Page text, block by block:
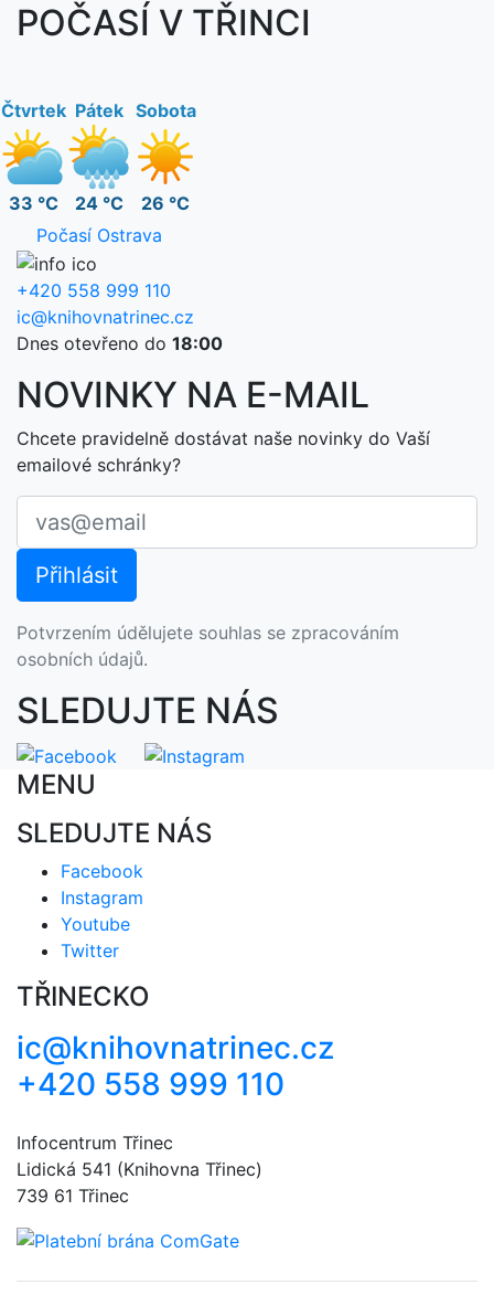
POČASÍ V TŘINCI
Čtvrtek
33 °C
Pátek
24 °C
Sobota
26 °C
Počasí Ostrava
+420 558 999 110
ic@knihovnatrinec.cz
Dnes otevřeno do 18:00
NOVINKY NA E-MAIL
Chcete pravidelně dostávat naše novinky do Vaší
emailové schránky?
Potvrzením údělujete souhlas se zpracováním
osobních údajů.
SLEDUJTE NÁS
MENU
SLEDUJTE NÁS
Facebook
Instagram
Youtube
Twitter
TŘINECKO
ic@knihovnatrinec.cz
+420 558 999 110
Infocentrum Třinec
Lidická 541 (Knihovna Třinec)
739 61 Třinec